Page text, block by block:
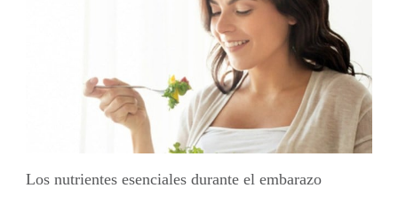
Los nutrientes esenciales durante el embarazo